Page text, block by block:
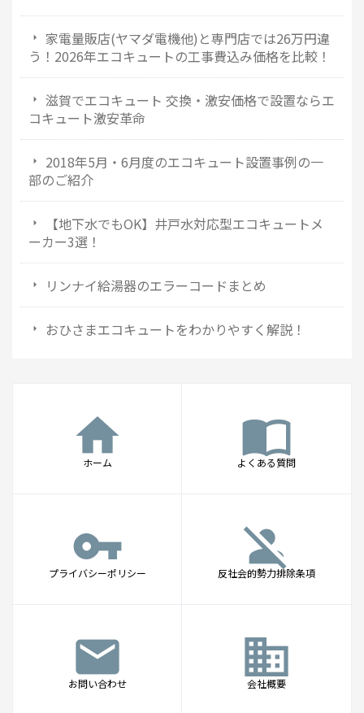
家電量販店(ヤマダ電機他)と専門店では26万円違
う！2026年エコキュートの工事費込み価格を比較！
滋賀でエコキュート 交換・激安価格で設置ならエ
コキュート激安革命
2018年5月・6月度のエコキュート設置事例の一
部のご紹介
【地下水でもOK】井戸水対応型エコキュートメ
ーカー3選！
リンナイ給湯器のエラーコードまとめ
おひさまエコキュートをわかりやすく解説！
home
ホーム
import_contacts
よくある質問
vpn_key
プライバシーポリシー
person_off
反社会的勢力排除条項
mail
お問い合わせ
business
会社概要